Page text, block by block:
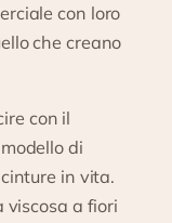
con loro
che creano
con il
di
in vita.
viscosa a fiori